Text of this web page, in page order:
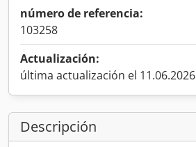
número de referencia:
103258
Actualización:
última actualización el 11.06.2026
Descripción